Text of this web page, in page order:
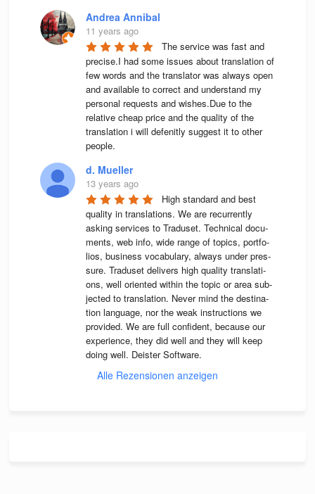
Andrea Annibal
11 years ago
The service was fast and
precise.I had some issues about translation of
few words and the translator was always open
and available to correct and understand my
personal requests and wishes.Due to the
relative cheap price and the quality of the
translation i will defenitly suggest it to other
people.
d. Mueller
13 years ago
High stan­dard and best
qua­lity in trans­la­ti­ons. We are recur­rently
asking ser­vices to Tra­du­set. Tech­ni­cal docu­
ments, web info, wide range of topics, port­fo­
lios, busi­ness voca­bu­lary, always under pres­
sure. Tra­du­set deli­vers high qua­lity trans­la­ti­
ons, well ori­en­ted wit­hin the topic or area sub­
jec­ted to trans­la­tion. Never mind the desti­na­
tion lan­guage, nor the weak instruc­tions we
pro­vi­ded. We are full con­fi­dent, because our
expe­ri­ence, they did well and they will keep
doing well. Deis­ter Software.
Alle Rezensionen anzeigen